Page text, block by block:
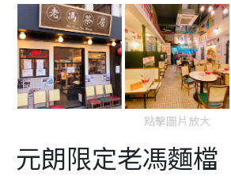
點擊圖片放大
元朗限定老馮麵檔